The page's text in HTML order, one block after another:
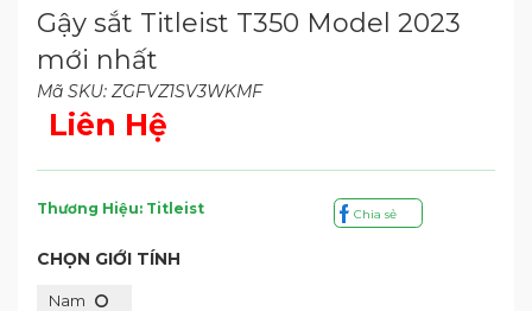
Gậy sắt Titleist T350 Model 2023
mới nhất
Mã SKU: ZGFVZ1SV3WKMF
Liên Hệ
Thương Hiệu: Titleist Chia sẻ
CHỌN GIỚI TÍNH
Nam